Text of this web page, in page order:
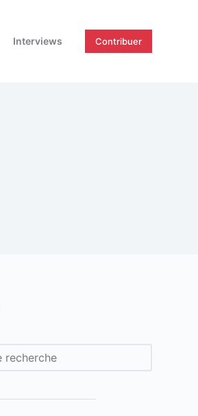
Interviews Contribuer